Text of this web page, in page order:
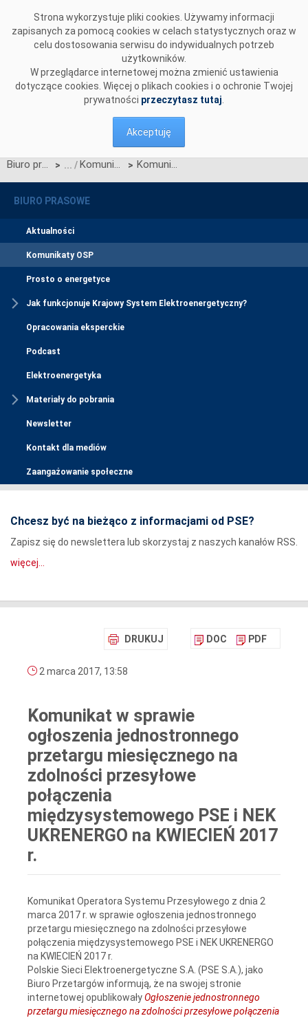
Strona wykorzystuje pliki cookies. Używamy informacji
zapisanych za pomocą cookies w celach statystycznych oraz w
celu dostosowania serwisu do indywidualnych potrzeb
użytkowników.
W przeglądarce internetowej można zmienić ustawienia
dotyczące cookies. Więcej o plikach cookies i o ochronie Twojej
prywatności przeczytasz tutaj
Akceptuję
Biuro prasowe > Komunikaty OSP > Komunikat w sprawie ogłoszenia jednostronnego przetargu miesięcznego na zdolności przesyłowe połączenia międzysystemowego PSE i NEK UKRENERGO na KWIECIEŃ 2017 r.
BIURO PRASOWE
Aktualności
Komunikaty OSP
Prosto o energetyce
Jak funkcjonuje Krajowy System Elektroenergetyczny?
Opracowania eksperckie
Podcast
Elektroenergetyka
Materiały do pobrania
Newsletter
Kontakt dla mediów
Zaangażowanie społeczne
Chcesz być na bieżąco z informacjami od PSE?
Zapisz się do newslettera lub skorzystaj z naszych kanałów RSS.
więcej...
DRUKUJ DOC PDF
2 marca 2017, 13:58
Komunikat w sprawie
ogłoszenia jednostronnego
przetargu miesięcznego na
zdolności przesyłowe
połączenia
międzysystemowego PSE i NEK
UKRENERGO na KWIECIEŃ 2017
r.
Komunikat Operatora Systemu Przesyłowego z dnia 2
marca 2017 r. w sprawie ogłoszenia jednostronnego
przetargu miesięcznego na zdolności przesyłowe
połączenia międzysystemowego PSE i NEK UKRENERGO
na KWIECIEŃ 2017 r.
Polskie Sieci Elektroenergetyczne S.A. (PSE S.A.), jako
Biuro Przetargów informują, że na swojej stronie
internetowej opublikowałyOgłoszenie jednostronnego
przetargu miesięcznego na zdolności przesyłowe połączenia